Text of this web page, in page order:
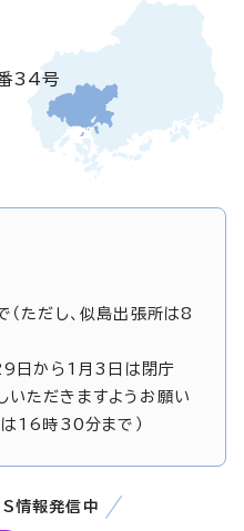
34号
ただし、似島出張所は8
日から1月3日は閉庁
いただきますようお願い
は16時30分まで）
情報発信中